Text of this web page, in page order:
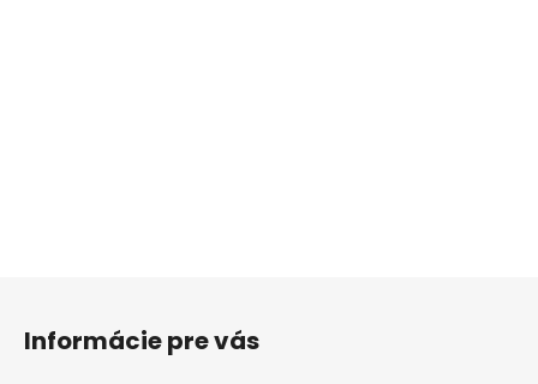
Informácie pre vás